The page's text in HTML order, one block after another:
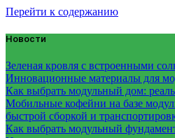
Перейти к содержанию
Новости
Зеленая кровля с встроенными
Инновационные материалы для
Как выбрать модульный дом:
Мобильные кофейни на базе
быстрой сборкой и
Как выбрать модульный